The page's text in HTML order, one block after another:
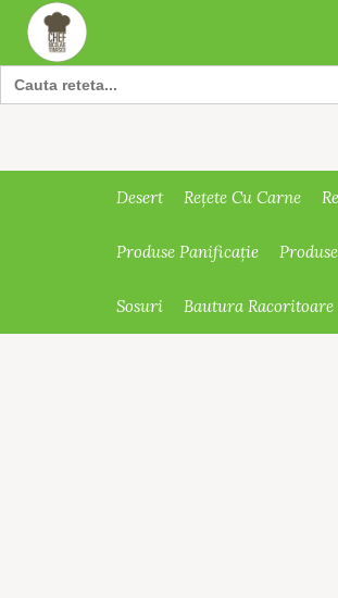
Search
for:
Desert Rețete Cu Carne
Produse Panificație
Sosuri Bautura Racoritoare